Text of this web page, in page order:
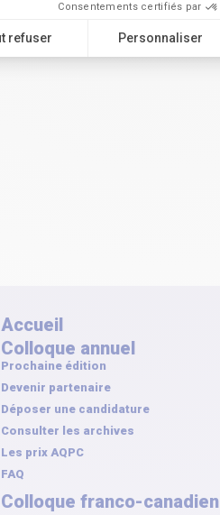
Accueil
Colloque annuel
Prochaine édition
Devenir partenaire
Déposer une candidature
Consulter les archives
Les prix AQPC
FAQ
Colloque franco-canadien